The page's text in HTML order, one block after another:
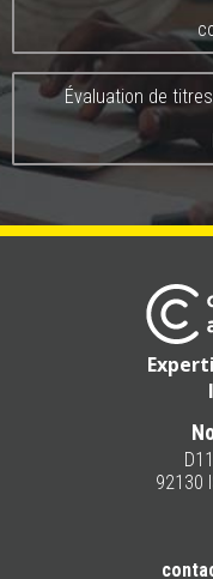
Évaluation de
92130